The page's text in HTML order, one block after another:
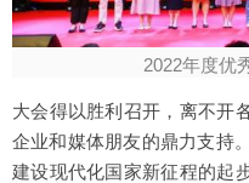
2022年度优
大会得以胜利召开，离不开
企业和媒体朋友的鼎力支持
建设现代化国家新征程的起